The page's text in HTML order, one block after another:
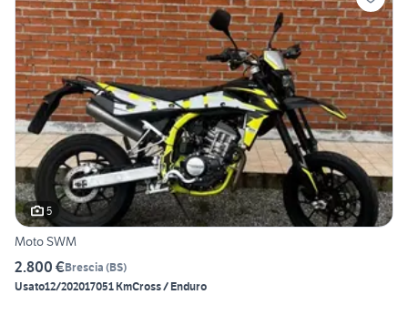
5
Moto SWM
2.800 €Brescia (BS)
Usato12/202017051 KmCross / Enduro